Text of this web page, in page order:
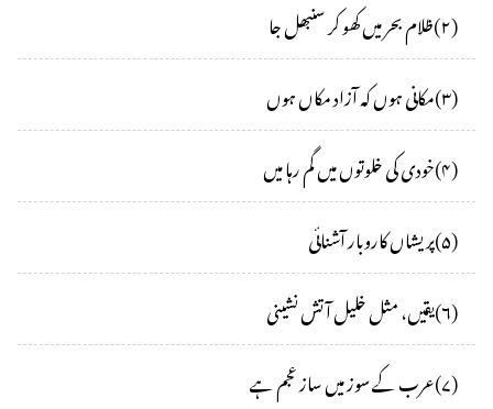
(۲)ظلام بحر میں کھو کر سنبھل جا
(۳)مکانی ہوں کہ آزاد مکاں ہوں
(۴)خودی کی خلوتوں میں گم رہا میں
(۵)پریشاں کاروبار آشنائی
(۶)یقیں، مثل خلیل آتش نشینی
(۷)عرب کے سوز میں ساز عجم ہے